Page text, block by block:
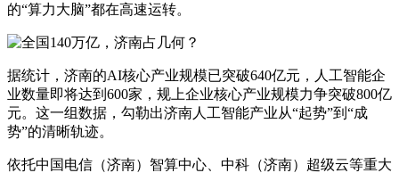
的“算力大脑”都在高速运转。
据统计，济南的AI核心产业规模已突破640亿元，人工智能企
业数量即将达到600家，规上企业核心产业规模力争突破800亿
元。这一组数据，勾勒出济南人工智能产业从“起势”到“成
势”的清晰轨迹。
依托中国电信（济南）智算中心、中科（济南）超级云等重大